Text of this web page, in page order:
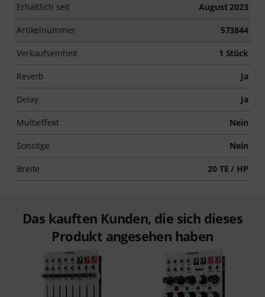
Erhältlich seit August 2023
Artikelnummer 573844
Verkaufseinheit 1 Stück
Reverb Ja
Delay Ja
Multieffekt Nein
Sonstige Nein
Breite 20 TE / HP
Das kauften Kunden, die sich dieses
Produkt angesehen haben